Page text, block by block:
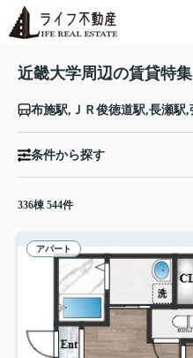
近畿大学周辺の賃貸特集
条件から探す
336棟 544件
アパート